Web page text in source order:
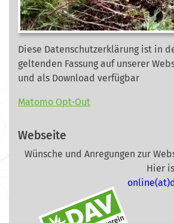
Diese Datenschutzerklärung ist in
geltenden Fassung auf unserer
und als Download verfügbar
Matomo Opt-Out
Webseite
Wünsche und Anregungen zur
Hier